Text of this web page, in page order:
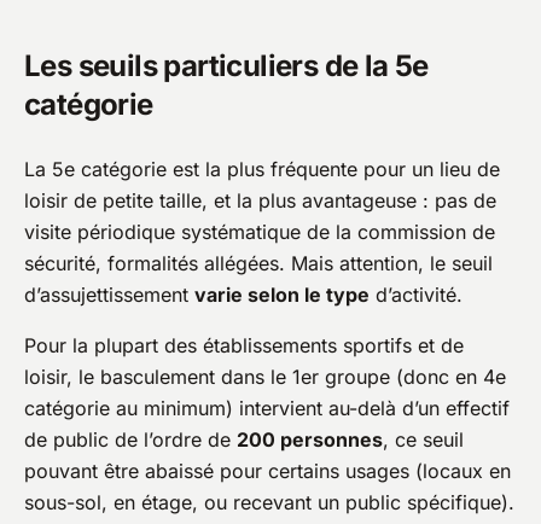
Les seuils particuliers de la 5e
catégorie
La 5e catégorie est la plus fréquente pour un lieu de
loisir de petite taille, et la plus avantageuse : pas de
visite périodique systématique de la commission de
sécurité, formalités allégées. Mais attention, le seuil
d’assujettissement varie selon le type d’activité.
Pour la plupart des établissements sportifs et de
loisir, le basculement dans le 1er groupe (donc en 4e
catégorie au minimum) intervient au-delà d’un effectif
de public de l’ordre de 200 personnes, ce seuil
pouvant être abaissé pour certains usages (locaux en
sous-sol, en étage, ou recevant un public spécifique).